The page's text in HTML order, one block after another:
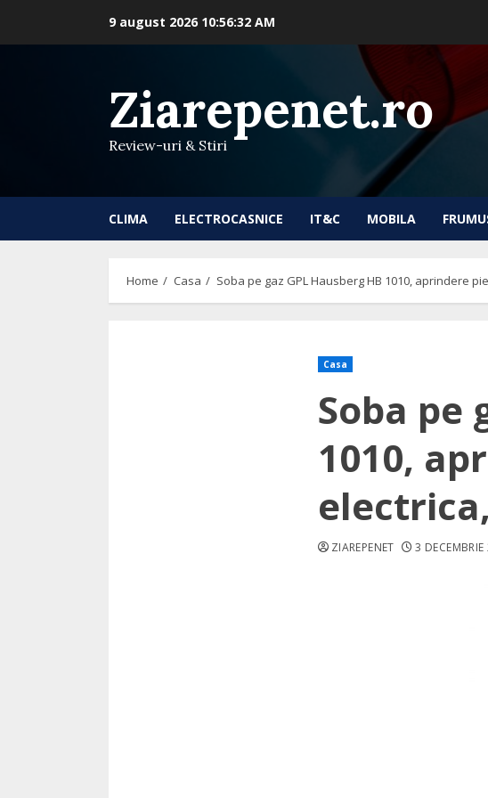
9 august 2026 10:56:33 AM
Ziarepenet.ro
Review-uri & Stiri
CLIMA ELECTROCASNICE IT&C MOBILA
Home Casa Soba pe gaz GPL Hausberg HB 1010, aprindere
Casa
Soba pe
1010,
ZIAREPENET 3